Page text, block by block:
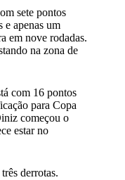
sete pontos
e apenas um
em nove rodadas.
na zona de
com 16 pontos
para Copa
começou o
estar no
derrotas.